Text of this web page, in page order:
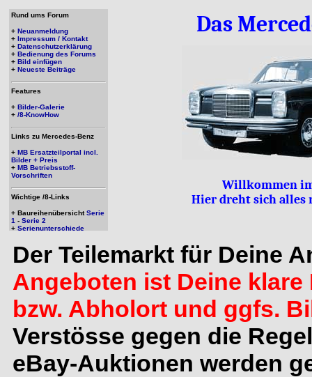
Rund ums Forum
+ Neuanmeldung
+ Impressum / Kontakt
+ Datenschutzerklärung
+ Bedienung des Forums
+ Bild einfügen
+ Neueste Beiträge
Features
+ Bilder-Galerie
+ /8-KnowHow
Links zu Mercedes-Benz
+ MB Ersatzteilportal incl.
Bilder + Preis
+ MB Betriebsstoff-
Vorschriften
Wichtige /8-Links
+ BaureihenübersichtSerie
1 - Serie 2
+ Serienunterschiede
Das
Willkommen
Hier dreht sich alles
Der Teilemarkt für Deine
Angeboten ist Deine
bzw. Abholort und ggfs.
Verstösse gegen die
eBay-Auktionen werden